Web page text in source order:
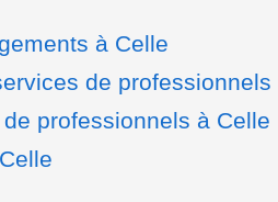
à Celle
de professionnels
professionnels à Celle